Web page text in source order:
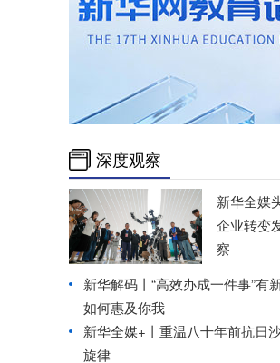
深度观察
新华全媒
企业转变
察
新华解码丨“高效办成一件事”有
如何惠及你我
新华全媒+丨 重温八十年前抗日
旋律